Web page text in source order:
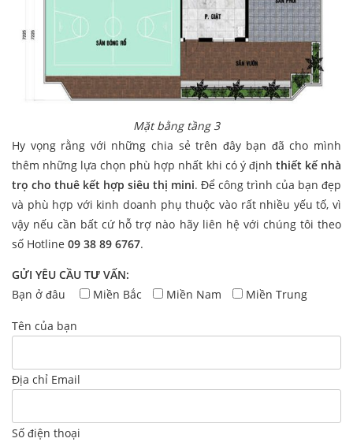
Mặt bằng tầng 3
Hy vọng rằng với những chia sẻ trên đây bạn đã cho mình
thêm những lựa chọn phù hợp nhất khi có ý định thiết kế nhà
trọ cho thuê kết hợp siêu thị mini. Để công trình của bạn đẹp
và phù hợp với kinh doanh phụ thuộc vào rất nhiều yếu tố, vì
vậy nếu cần bất cứ hỗ trợ nào hãy liên hệ với chúng tôi theo
số Hotline 09 38 89 6767.
GỬI YÊU CẦU TƯ VẤN:
Bạn ở đâu
Miền Bắc Miền Nam Miền Trung
Tên của bạn
Địa chỉ Email
Số điện thoại